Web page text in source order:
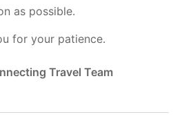
as possible.
for your patience.
Travel Team